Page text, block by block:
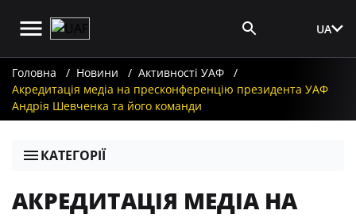
UA
Головна Новини
Активності УАФ
Акредитація медіа на пресконференцію президента УАФ
Андрія Шевченка та його команди
КАТЕГОРІЇ
АКРЕДИТАЦІЯ МЕДІА НА